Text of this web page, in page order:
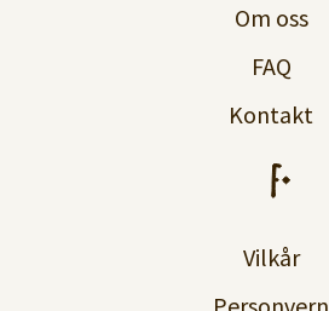
Om oss
FAQ
Kontakt
Vilkår